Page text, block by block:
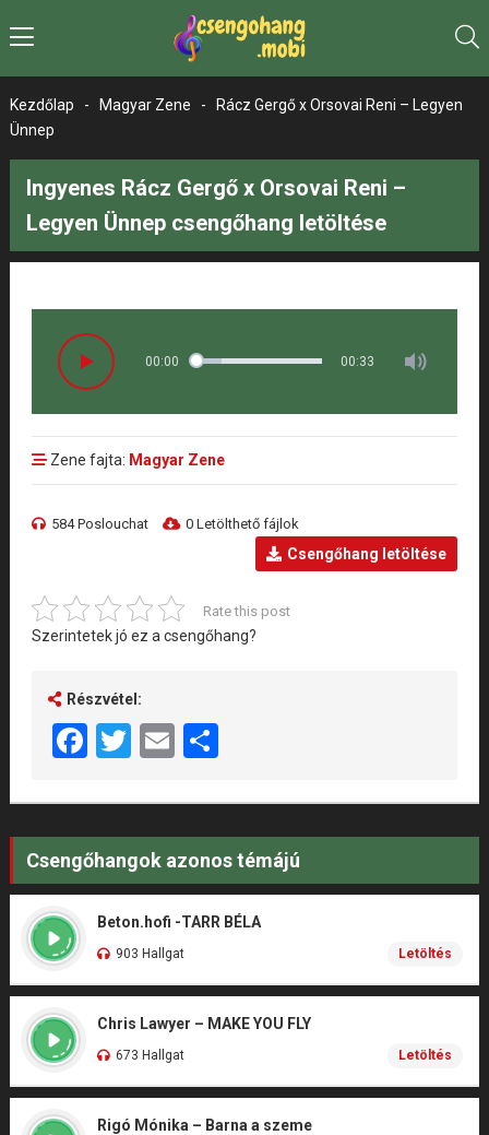
Kezdőlap - Magyar Zene -
Rácz Gergő x Orsovai Reni – Legyen
Ünnep
Ingyenes Rácz Gergő x Orsovai Reni –
Legyen Ünnep csengőhang letöltése
00:00 00:33
Zene fajta: Magyar Zene
584 Poslouchat 0 Letölthető fájlok
Csengőhang letöltése
Rate this post
Szerintetek jó ez a csengőhang?
Részvétel:
Facebook
Twitter
EmailShare
Csengőhangok azonos témájú
Beton.hofi -TARR BÉLA
903 Hallgat Letöltés
Chris Lawyer – MAKE YOU FLY
673 Hallgat Letöltés
Rigó Mónika – Barna a szeme